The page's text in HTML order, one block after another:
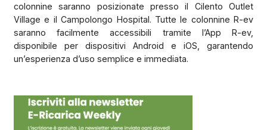
colonnine saranno posizionate presso il Cilento Outlet
Village e il Campolongo Hospital. Tutte le colonnine R-ev
saranno facilmente accessibili tramite l’App R-ev,
disponibile per dispositivi Android e iOS, garantendo
un’esperienza d’uso semplice e immediata.